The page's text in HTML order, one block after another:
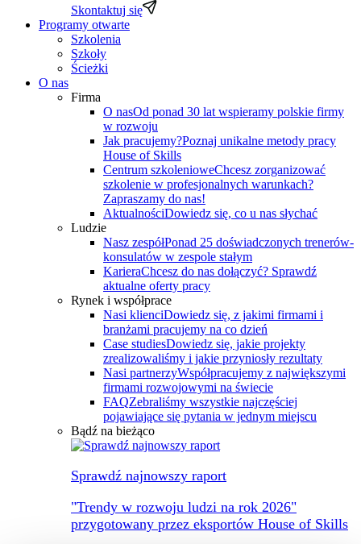
Skontaktuj się
Programy otwarte
Szkolenia
Szkoły
Ścieżki
O nas
Firma
O nasOd ponad 30 lat wspieramy polskie firmy
w rozwoju
Jak pracujemy?Poznaj unikalne metody pracy
House of Skills
Centrum szkolenioweChcesz zorganizować
szkolenie w profesjonalnych warunkach?
Zapraszamy do nas!
AktualnościDowiedz się, co u nas słychać
Ludzie
Nasz zespółPonad 25 doświadczonych trenerów-
konsulatów w zespole stałym
KarieraChcesz do nas dołączyć? Sprawdź
aktualne oferty pracy
Rynek i współprace
Nasi klienciDowiedz się, z jakimi firmami i
branżami pracujemy na co dzień
Case studiesDowiedz się, jakie projekty
zrealizowaliśmy i jakie przyniosły rezultaty
Nasi partnerzyWspółpracujemy z największymi
firmami rozwojowymi na świecie
FAQZebraliśmy wszystkie najczęściej
pojawiające się pytania w jednym miejscu
Bądź na bieżąco
Sprawdź najnowszy raport
"Trendy w rozwoju ludzi na rok 2026"
przygotowany przez eksportów House of Skills